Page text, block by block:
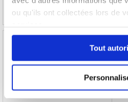
ou qu'ils ont collectées lors de
Tout
Réparation Nappe du Connecteur de Charge